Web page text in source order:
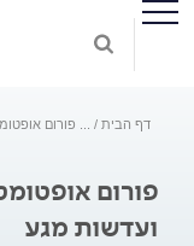
דף הבית פורום
פורום
ועדשות מגע